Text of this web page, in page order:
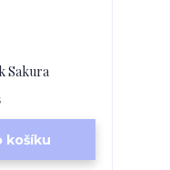
Sakura
košíku